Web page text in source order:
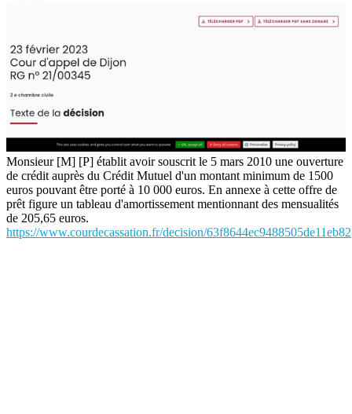
Monsieur [M] [P] établit avoir souscrit le 5 mars 2010 une ouverture
de crédit auprès du Crédit Mutuel d'un montant minimum de 1500
euros pouvant être porté à 10 000 euros. En annexe à cette offre de
prêt figure un tableau d'amortissement mentionnant des mensualités
de 205,65 euros.
https://www.courdecassation.fr/decision/63f8644ec9488505de11eb82